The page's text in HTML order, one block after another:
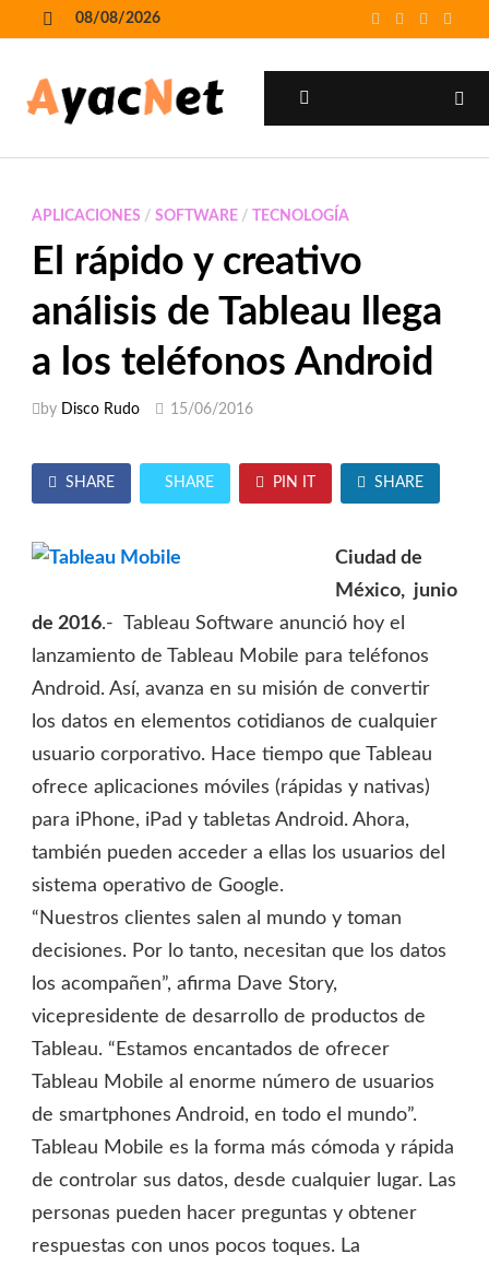
to
08/08/2026
APLICACIONES / SOFTWARE/ TECNOLOGÍA
El rápido y creativo
análisis de Tableau llega
a los teléfonos Android
by Disco Rudo 15/06/2016
SHARE SHARE PIN IT SHARE
Ciudad de
México, junio
de 2016.- Tableau Software anunció hoy el
lanzamiento de Tableau Mobile para teléfonos
Android. Así, avanza en su misión de convertir
los datos en elementos cotidianos de cualquier
usuario corporativo. Hace tiempo que Tableau
ofrece aplicaciones móviles (rápidas y nativas)
para iPhone, iPad y tabletas Android. Ahora,
también pueden acceder a ellas los usuarios del
sistema operativo de Google.
“Nuestros clientes salen al mundo y toman
decisiones. Por lo tanto, necesitan que los datos
los acompañen”, afirma Dave Story,
vicepresidente de desarrollo de productos de
Tableau. “Estamos encantados de ofrecer
Tableau Mobile al enorme número de usuarios
de smartphones Android, en todo el mundo”.
Tableau Mobile es la forma más cómoda y rápida
de controlar sus datos, desde cualquier lugar. Las
personas pueden hacer preguntas y obtener
respuestas con unos pocos toques. La